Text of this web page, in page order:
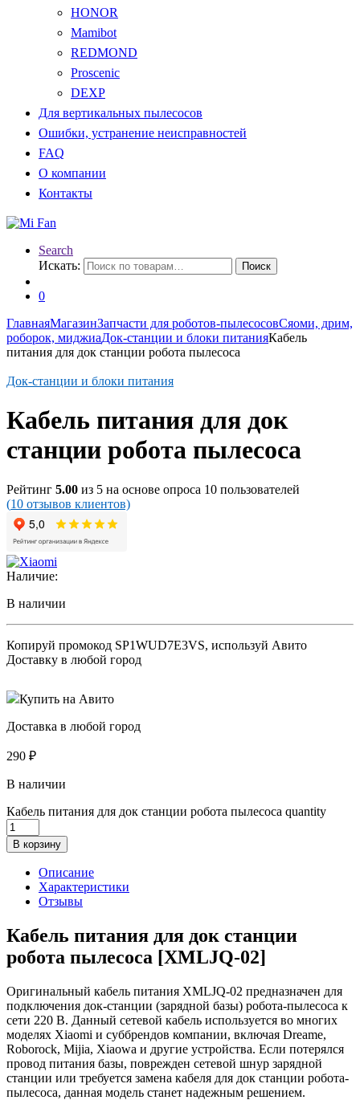
HONOR
Mamibot
REDMOND
Proscenic
DEXP
Для вертикальных пылесосов
Ошибки, устранение неисправностей
FAQ
О компании
Контакты
Search
Искать:
Поиск
0
ГлавнаяМагазинЗапчасти для роботов-пылесосовСяоми, дрим,
роборок, миджиаДок-станции и блоки питанияКабель
питания для док станции робота пылесоса
Док-станции и блоки питания
Кабель питания для док
станции робота пылесоса
Рейтинг 5.00 из 5 на основе опроса 10 пользователей
(10 отзывов клиентов)
Наличие:
В наличии
Копируй промокод SP1WUD7E3VS, используй Авито
Доставку в любой город
Купить на Авито
Доставка в любой город
290 ₽
В наличии
Кабель питания для док станции робота пылесоса quantity
В корзину
Описание
Характеристики
Отзывы
Кабель питания для док станции
робота пылесоса [XMLJQ-02]
Оригинальный кабель питания XMLJQ-02 предназначен для
подключения док-станции (зарядной базы) робота-пылесоса к
сети 220 В. Данный сетевой кабель используется во многих
моделях Xiaomi и суббрендов компании, включая Dreame,
Roborock, Mijia, Xiaowa и другие устройства. Если потерялся
провод питания базы, поврежден сетевой шнур зарядной
станции или требуется замена кабеля для док станции робота-
пылесоса, данная модель станет надежным решением.